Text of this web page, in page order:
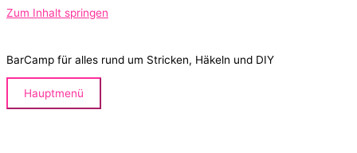
Zum Inhalt springen
BarCamp für alles rund um Stricken, Häkeln und DIY
Hauptmenü